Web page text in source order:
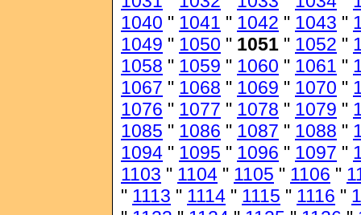
1040 " 1041 " 1042 " 1043 "
1049 " 1050 " 1051 " 1052 "
1058 " 1059 " 1060 " 1061 "
1067 " 1068 " 1069 " 1070 "
1076 " 1077 " 1078 " 1079 "
1085 " 1086 " 1087 " 1088 "
1094 " 1095 " 1096 " 1097 "
1103 " 1104 " 1105 " 1106 "
" 1113 " 1114 " 1115 " 1116 "